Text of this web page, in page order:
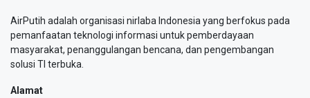
AirPutih adalah organisasi nirlaba Indonesia yang berfokus pada
pemanfaatan teknologi informasi untuk pemberdayaan
masyarakat, penanggulangan bencana, dan pengembangan
solusi TI terbuka.
Alamat